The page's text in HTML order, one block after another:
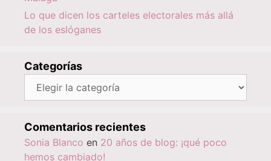
Lo que dicen los carteles electorales más allá
de los eslóganes
Categorías
Categorías
Comentarios recientes
Sonia Blanco en 20 años de blog: ¡qué poco
hemos cambiado!